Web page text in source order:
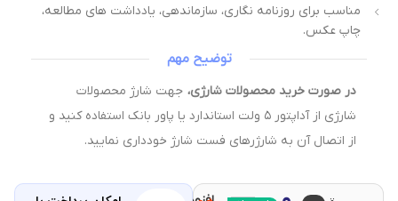
مناسب برای روزنامه نگاری، سازماندهی، یادداشت های مطالعه،
چاپ عکس.
توضیح مهم
در صورت خرید محصولات شارژی،جهت شارژ محصولات
شارژی از آداپتور ۵ ولت استاندارد یا پاور بانک استفاده کنید و
از اتصال آن به شارژرهای فست شارژ خودداری نمایید.